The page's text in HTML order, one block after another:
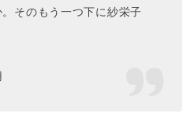
そのもう一つ下に紗栄子